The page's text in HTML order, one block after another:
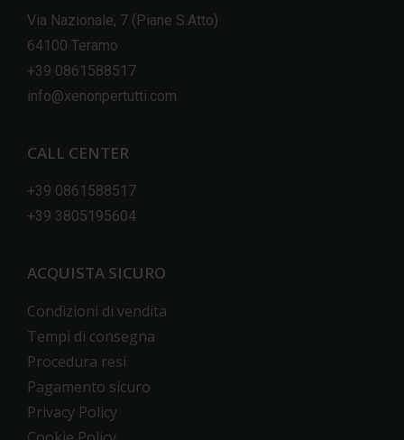
Via Nazionale, 7 (Piane S.Atto)
64100 Teramo
+39 0861588517
info@xenonpertutti.com
CALL CENTER
+39 0861588517
+39 3805195604
ACQUISTA SICURO
Condizioni di vendita
Tempi di consegna
Procedura resi
Pagamento sicuro
Privacy Policy